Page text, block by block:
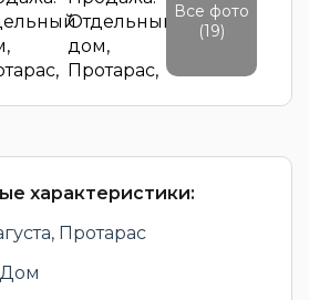
Все фото
(19)
характеристики:
Протарас